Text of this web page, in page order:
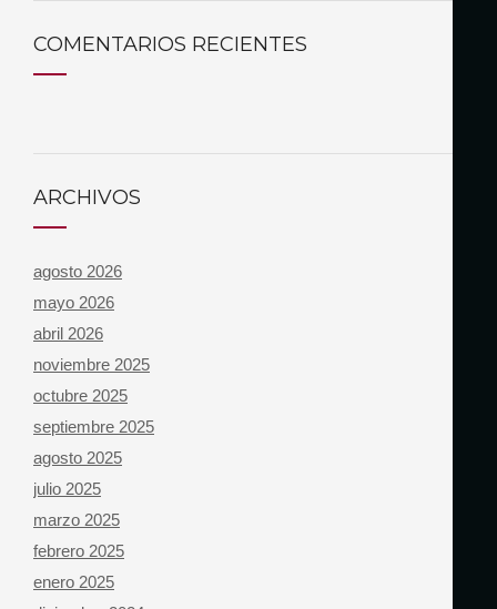
COMENTARIOS RECIENTES
ARCHIVOS
agosto 2026
mayo 2026
abril 2026
noviembre 2025
octubre 2025
septiembre 2025
agosto 2025
julio 2025
marzo 2025
febrero 2025
enero 2025